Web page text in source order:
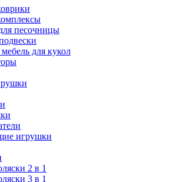
песочницы
для кукол
игрушки
2 в 1
3 в 1